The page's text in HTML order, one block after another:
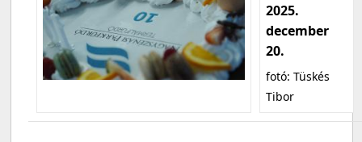
2025.
december
20.
fotó: Tüskés
Tibor